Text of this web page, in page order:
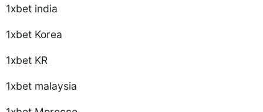
1xbet india
1xbet Korea
1xbet KR
1xbet malaysia